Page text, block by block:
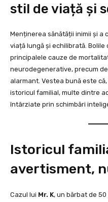
stil de viață și
Menținerea sănătății inimii și a
viață lungă și echilibrată.
principalele cauze de
neurodegenerative, precum
alarmant. Vestea bună este
istoricul familial, multe dintre
întârziate prin schimbări
Istoricul
avertisment,
Cazul lui Mr. K, un bărbat de